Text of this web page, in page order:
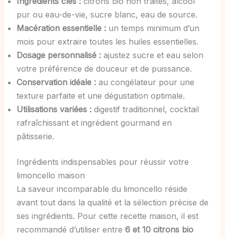
pur ou eau-de-vie, sucre blanc, eau de source.
Macération essentielle :un temps minimum d’un
mois pour extraire toutes les huiles essentielles.
Dosage personnalisé :ajustez sucre et eau selon
votre préférence de douceur et de puissance.
Conservation idéale :au congélateur pour une
texture parfaite et une dégustation optimale.
Utilisations variées :digestif traditionnel, cocktail
rafraîchissant et ingrédient gourmand en
pâtisserie.
Ingrédients indispensables pour réussir votre
limoncello maison
La saveur incomparable du limoncello réside
avant tout dans la qualité et la sélection précise de
ses ingrédients. Pour cette recette maison, il est
recommandé d’utiliser entre 6 et 10 citrons bio